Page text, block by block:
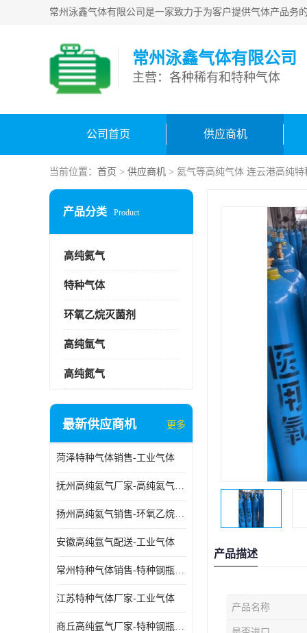
常州泳鑫气体有限公司
主营：各种稀有和特种气体
公司首页 供应商机
当前位置： 首页 > 供应商机 > 氦气等高纯气体 连云港高纯特
产品分类 Product
高纯氦气
特种气体
环氧乙烷灭菌剂
高纯氩气
高纯氮气
最新供应商机 更多
菏泽特种气体销售-工业气体
抚州高纯氦气厂家-高纯氦气标准气体
扬州高纯氦气销售-环氧乙烷灭菌剂
安徽高纯氩气配送-工业气体
常州特种气体销售-特种钢瓶年检配件销售
江苏特种气体厂家-工业气体
商丘高纯氩气厂家-特种钢瓶年检配件销售
产品描述
产品名称